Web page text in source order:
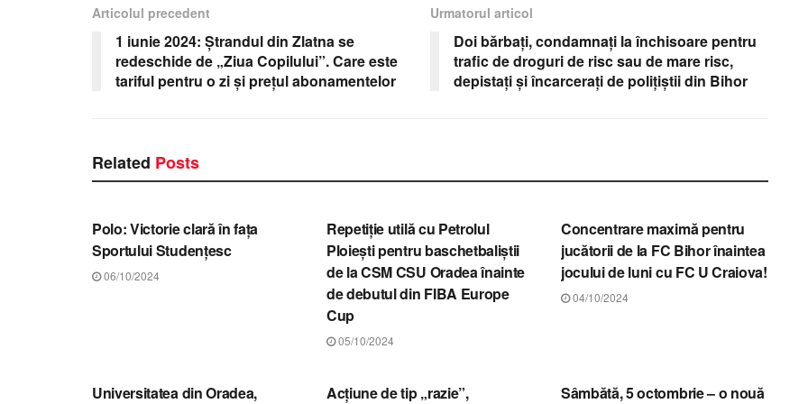
Articolul precedent
1 iunie 2024: Ștrandul din Zlatna se
redeschide de „Ziua Copilului”. Care este
tariful pentru o zi și prețul abonamentelor
Urmatorul articol
Doi bărbați, condamnați la închisoare pentru
trafic de droguri de risc sau de mare risc,
depistați și încarcerați de polițiștii din Bihor
Related Posts
Polo: Victorie clară în faţa
Sportului Studenţesc
06/10/2024
Repetiţie utilă cu Petrolul
Ploieşti pentru baschetbaliştii
de la CSM CSU Oradea înainte
de debutul din FIBA Europe
Cup
05/10/2024
Concentrare maximă pentru
jucătorii de la FC Bihor înaintea
jocului de luni cu FC U Craiova!
04/10/2024
Universitatea din Oradea,
Acțiune de tip „razie”,
Sâmbătă, 5 octombrie – o nouă